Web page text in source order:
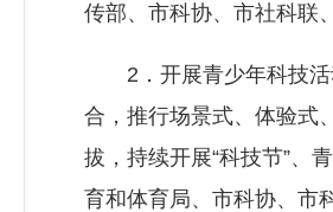
传部、市科协、市社科联
2．开展青少年科技活
合，推行场景式、体验式
拔，持续开展“科技节”、
育和体育局、市科协、市